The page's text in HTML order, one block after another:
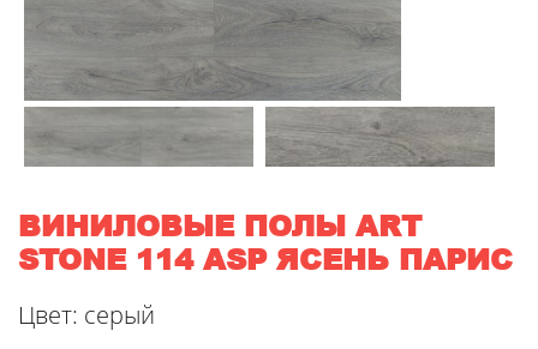
ВИНИЛОВЫЕ ПОЛЫ ART
STONE 114 ASP ЯСЕНЬ ПАРИС
Цвет: серый